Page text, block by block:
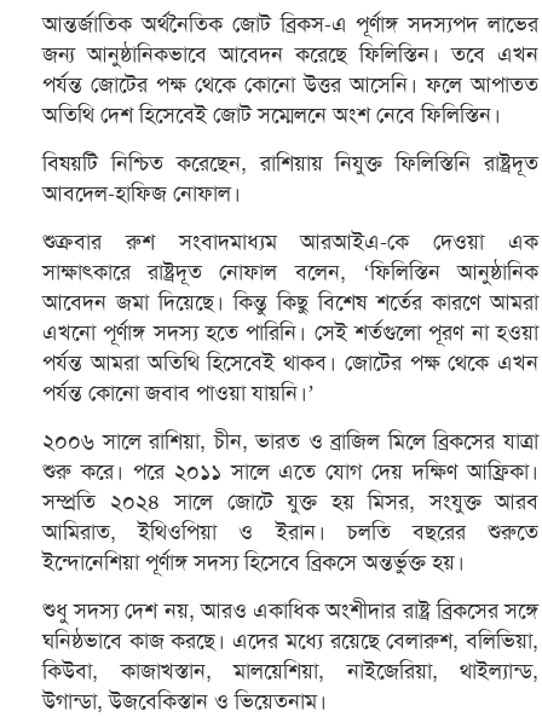
আন্তর্জাতিক অর্থনৈতিক জোট ব্রিকস-এ পূর্ণাঙ্গ সদস্যপদ লাভের
জন্য আনুষ্ঠানিকভাবে আবেদন করেছে ফিলিস্তিন। তবে এখন
পর্যন্ত জোটের পক্ষ থেকে কোনো উত্তর আসেনি। ফলে আপাতত
অতিথি দেশ হিসেবেই জোট সম্মেলনে অংশ নেবে ফিলিস্তিন।
বিষয়টি নিশ্চিত করেছেন, রাশিয়ায় নিযুক্ত ফিলিস্তিনি রাষ্ট্রদূত
আবদেল-হাফিজ নোফাল।
শুক্রবার রুশ সংবাদমাধ্যম আরআইএ-কে দেওয়া এক
সাক্ষাৎকারে রাষ্ট্রদূত নোফাল বলেন, ‘ফিলিস্তিন আনুষ্ঠানিক
আবেদন জমা দিয়েছে। কিন্তু কিছু বিশেষ শর্তের কারণে আমরা
এখনো পূর্ণাঙ্গ সদস্য হতে পারিনি। সেই শর্তগুলো পূরণ না হওয়া
পর্যন্ত আমরা অতিথি হিসেবেই থাকব। জোটের পক্ষ থেকে এখন
পর্যন্ত কোনো জবাব পাওয়া যায়নি।’
২০০৬ সালে রাশিয়া, চীন, ভারত ও ব্রাজিল মিলে ব্রিকসের যাত্রা
শুরু করে। পরে ২০১১ সালে এতে যোগ দেয় দক্ষিণ আফ্রিকা।
সম্প্রতি ২০২৪ সালে জোটে যুক্ত হয় মিসর, সংযুক্ত আরব
আমিরাত, ইথিওপিয়া ও ইরান। চলতি বছরের শুরুতে
ইন্দোনেশিয়া পূর্ণাঙ্গ সদস্য হিসেবে ব্রিকসে অন্তর্ভুক্ত হয়।
শুধু সদস্য দেশ নয়, আরও একাধিক অংশীদার রাষ্ট্র ব্রিকসের সঙ্গে
ঘনিষ্ঠভাবে কাজ করছে। এদের মধ্যে রয়েছে বেলারুশ, বলিভিয়া,
কিউবা, কাজাখস্তান, মালয়েশিয়া, নাইজেরিয়া, থাইল্যান্ড,
উগান্ডা, উজবেকিস্তান ও ভিয়েতনাম।